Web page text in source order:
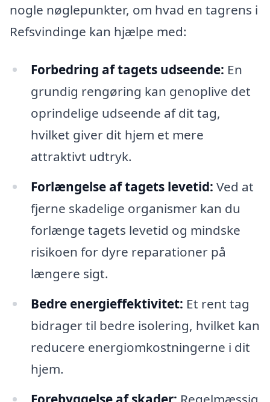
nogle nøglepunkter, om hvad en tagrens i
Refsvindinge kan hjælpe med:
Forbedring af tagets udseende: En
grundig rengøring kan genoplive det
oprindelige udseende af dit tag,
hvilket giver dit hjem et mere
attraktivt udtryk.
Forlængelse af tagets levetid: Ved at
fjerne skadelige organismer kan du
forlænge tagets levetid og mindske
risikoen for dyre reparationer på
længere sigt.
Bedre energieffektivitet: Et rent tag
bidrager til bedre isolering, hvilket kan
reducere energiomkostningerne i dit
hjem.